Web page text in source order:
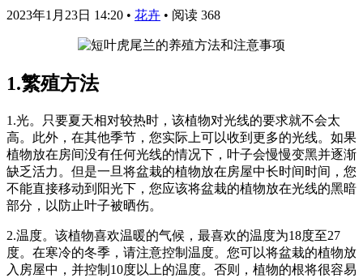
2023年1月23日 14:20 • 花卉 • 阅读 368
1.繁殖方法
1.光。只要夏天相对较热时，该植物对光线的要求就不会太
高。此外，在其他季节，您实际上可以收到更多的光线。如果
植物放在房间没有任何光线的情况下，叶子会慢慢变黑并逐渐
缺乏活力。但是一旦将盆栽的植物放在房屋中长时间时间，您
不能直接移动到阳光下，您应该将盆栽的植物放在光线的黑暗
部分，以防止叶子被晒伤。
2.温度。该植物喜欢温暖的气候，最喜欢的温度为18度至27
度。在寒冷的冬季，请注意控制温度。您可以将盆栽的植物放
入房屋中，并控制10度以上的温度。否则，植物的根将很容易